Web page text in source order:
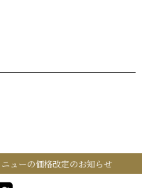
ニューの価格改定のお知らせ